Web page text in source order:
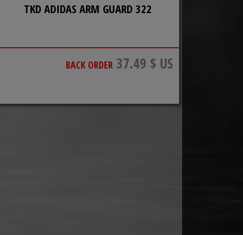
TKD ADIDAS ARM GUARD 322
BACK ORDER 37.49 $ US